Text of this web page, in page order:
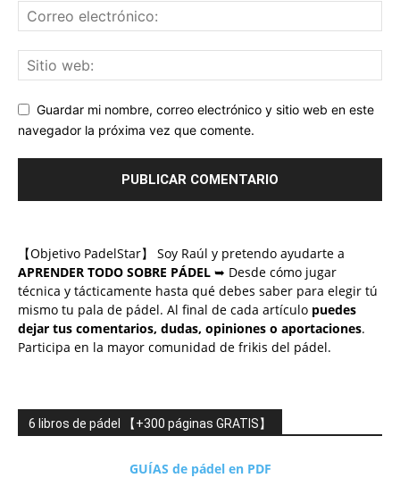
Guardar mi nombre, correo electrónico y sitio web en este
navegador la próxima vez que comente.
【Objetivo PadelStar】 Soy Raúl y pretendo ayudarte a
APRENDER TODO SOBRE PÁDEL ➥ Desde cómo jugar
técnica y tácticamente hasta qué debes saber para elegir tú
mismo tu pala de pádel. Al final de cada artículo puedes
dejar tus comentarios, dudas, opiniones o aportaciones.
Participa en la mayor comunidad de frikis del pádel.
6 libros de pádel 【+300 páginas GRATIS】
GUÍAS de pádel en PDF